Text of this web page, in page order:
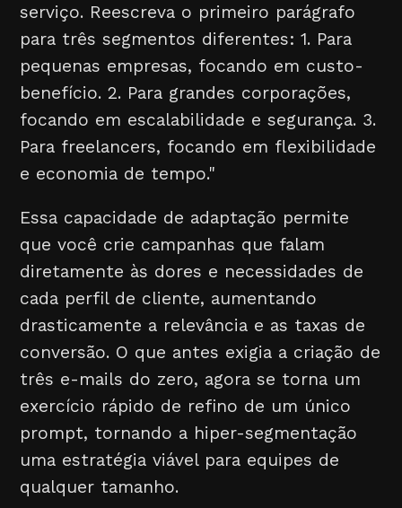
serviço. Reescreva o primeiro parágrafo
para três segmentos diferentes: 1. Para
pequenas empresas, focando em custo-
benefício. 2. Para grandes corporações,
focando em escalabilidade e segurança. 3.
Para freelancers, focando em flexibilidade
e economia de tempo."
Essa capacidade de adaptação permite
que você crie campanhas que falam
diretamente às dores e necessidades de
cada perfil de cliente, aumentando
drasticamente a relevância e as taxas de
conversão. O que antes exigia a criação de
três e-mails do zero, agora se torna um
exercício rápido de refino de um único
prompt, tornando a hiper-segmentação
uma estratégia viável para equipes de
qualquer tamanho.